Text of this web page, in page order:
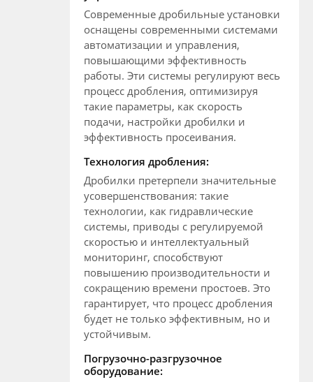
Современные дробильные установки
оснащены современными системами
автоматизации и управления,
повышающими эффективность
работы. Эти системы регулируют весь
процесс дробления, оптимизируя
такие параметры, как скорость
подачи, настройки дробилки и
эффективность просеивания.
Технология дробления:
Дробилки претерпели значительные
усовершенствования: такие
технологии, как гидравлические
системы, приводы с регулируемой
скоростью и интеллектуальный
мониторинг, способствуют
повышению производительности и
сокращению времени простоев. Это
гарантирует, что процесс дробления
будет не только эффективным, но и
устойчивым.
Погрузочно-разгрузочное
оборудование: